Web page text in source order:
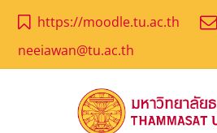
https://moodle.tu.ac.th
neeiawan@tu.ac.th